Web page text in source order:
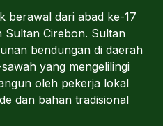
berawal dari abad ke-17
Sultan Cirebon. Sultan
bendungan di daerah
yang mengelilingi
oleh pekerja lokal
dan bahan tradisional